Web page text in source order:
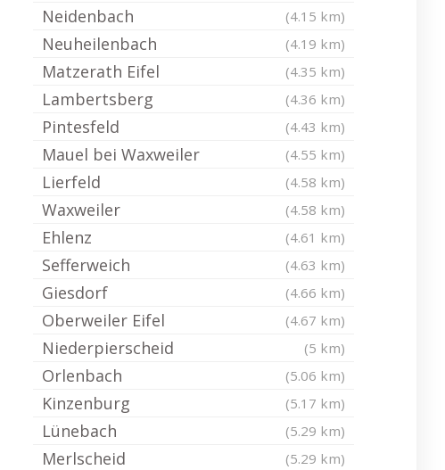
Neidenbach (4.15 km)
Neuheilenbach (4.19 km)
Matzerath Eifel (4.35 km)
Lambertsberg (4.36 km)
Pintesfeld (4.43 km)
Mauel bei Waxweiler (4.55 km)
Lierfeld (4.58 km)
Waxweiler (4.58 km)
Ehlenz (4.61 km)
Sefferweich (4.63 km)
Giesdorf (4.66 km)
Oberweiler Eifel (4.67 km)
Niederpierscheid (5 km)
Orlenbach (5.06 km)
Kinzenburg (5.17 km)
Lünebach (5.29 km)
Merlscheid (5.29 km)